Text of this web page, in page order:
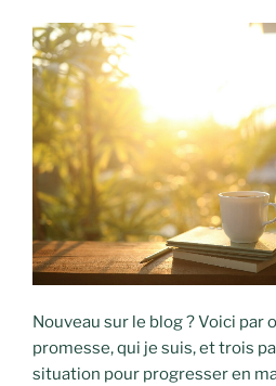
Nouveau sur le blog ? Voici par
promesse, qui je suis, et trois
situation pour progresser en